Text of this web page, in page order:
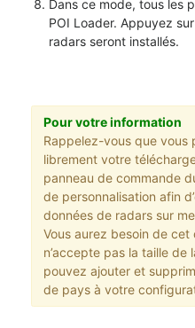
Dans ce mode, tous les
POI Loader. Appuyez
radars seront installés.
Pour votre information
Rappelez-vous que vous
librement votre
panneau de commande
de personnalisation afin
données de radars sur
Vous aurez besoin de
n’accepte pas la taille de
pouvez ajouter et
de pays à votre